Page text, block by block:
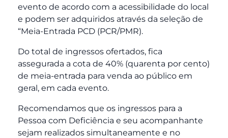
evento de acordo com a acessibilidade do local
e podem ser adquiridos através da seleção de
“Meia-Entrada PCD (PCR/PMR).
Do total de ingressos ofertados, fica
assegurada a cota de 40% (quarenta por cento)
de meia-entrada para venda ao público em
geral, em cada evento.
Recomendamos que os ingressos para a
Pessoa com Deficiência e seu acompanhante
sejam realizados simultaneamente e no